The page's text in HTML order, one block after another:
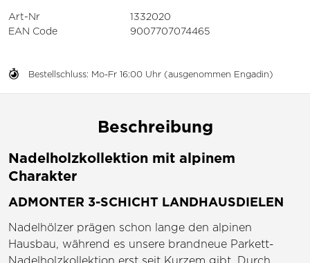
Bestellschluss: Mo-Fr 16:00 Uhr (ausgenommen Engadin)
Art-Nr
1332020
EAN Code
9007707074465
Beschreibung
Nadelholzkollektion mit alpinem
Charakter
ADMONTER 3-SCHICHT LANDHAUSDIELEN
Nadelhölzer prägen schon lange den alpinen
Hausbau, während es unsere brandneue Parkett-
Nadelholzkollektion erst seit Kurzem gibt. Durch